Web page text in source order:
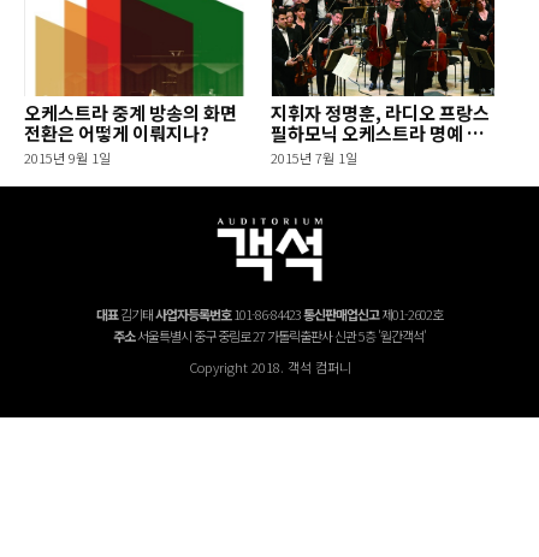
오케스트라 중계 방송의 화면
전환은 어떻게 이뤄지나?
2015년 9월 1일
지휘자 정명훈, 라디오 프랑스
필하모닉 오케스트라 명예 음
악감독 추대 외
2015년 7월 1일
대표김기태사업자등록번호101-86-84423통신판매업신고제01-2602호
주소서울특별시 중구 중림로 27 가톨릭출판사 신관 5층 '월간객석'
Copyright 2018. 객석 컴퍼니